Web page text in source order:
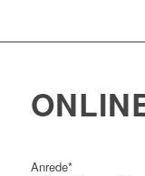
Anrede*